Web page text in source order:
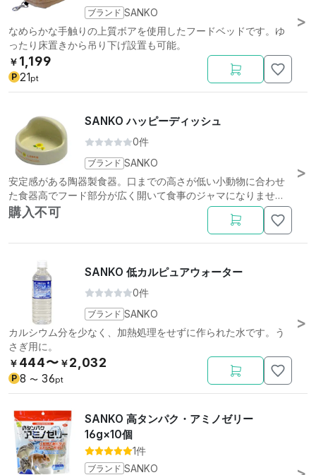
ブランド SANKO
なめらかな手触りの上質ボアを使用したフードベッドです。ゆ
ったり床置きから吊り下げ設置も可能。
￥ 1,199
P 21pt
SANKO ハッピーディッシュ
0件
ブランド SANKO
安定感がある陶器製食器。口までの高さが低い小動物に合わせ
た食器高でフード部分が広く開いて食事のジャマになりませ
ん。
購入不可
SANKO 低カルピュアウォーター
0件
ブランド SANKO
カルシウム分を少なく、加熱処理をせずに作られた水です。う
さぎ用に。
￥ 444〜 ￥2,032
P 8 〜 36pt
SANKO 高タンパク・アミノゼリー
16g×10個
1件
ブランド SANKO